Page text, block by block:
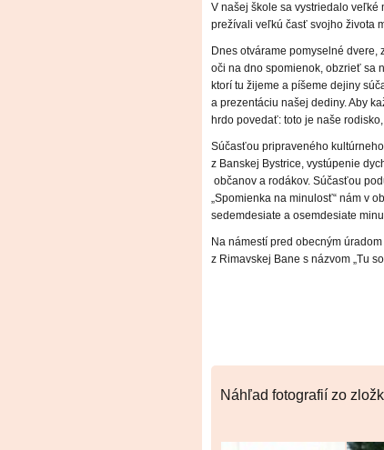
V našej škole sa vystriedalo veľké
prežívali veľkú časť svojho života
Dnes otvárame pomyselné
oči na dno spomienok, obzrieť sa
ktorí tu žijeme a píšeme dejiny
a prezentáciu našej dediny. Aby
hrdo povedať: toto je naše
Súčasťou pripraveného
z Banskej Bystrice, vystúpenie
občanov a rodákov. Súčasťou
„Spomienka na minulosť“ nám v
sedemdesiate a osemdesiate
Na námestí pred obecným
z Rimavskej Bane s názvom „Tu
Mária
predsedníčka
Náhľad fotografií zo